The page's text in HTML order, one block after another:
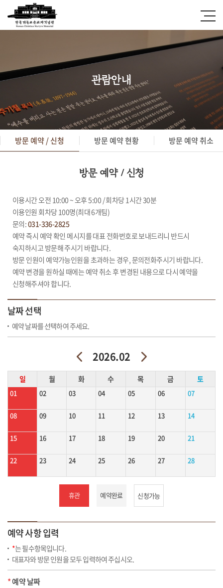
관람안내
방문 예약 / 신청 방문 예약 현황 방문 예약 취소
방문 예약 / 신청
이용시간 오전 10:00 ~ 오후 5:00 / 회차당 1시간 30분
이용인원 회차당 100명(최대 6개팀)
문의:031-336-2825
예약 즉시 예약 확인 메시지를 대표 전화번호로 보내드리니 반드시
숙지하시고 방문해 주시기 바랍니다.
방문 인원이 예약가능인원을 초과하는 경우, 문의전화주시기 바랍니다.
예약 변경을 원하실 때에는 예약 취소 후 변경된 내용으로 다시 예약을
신청해주셔야 합니다.
날짜 선택
예약 날짜를 선택하여 주세요.
2026.02
일 월 화 수 목 금 토
01 02 03 04 05 06 07
08 09 10 11 12 13 14
15 16 17 18 19 20 21
22 23 24 25 26 27 28
휴관 예약완료 신청가능
예약 사항 입력
*는 필수항목입니다.
대표자와 방문 인원을 모두 입력하여 주십시오.
*예약 날짜